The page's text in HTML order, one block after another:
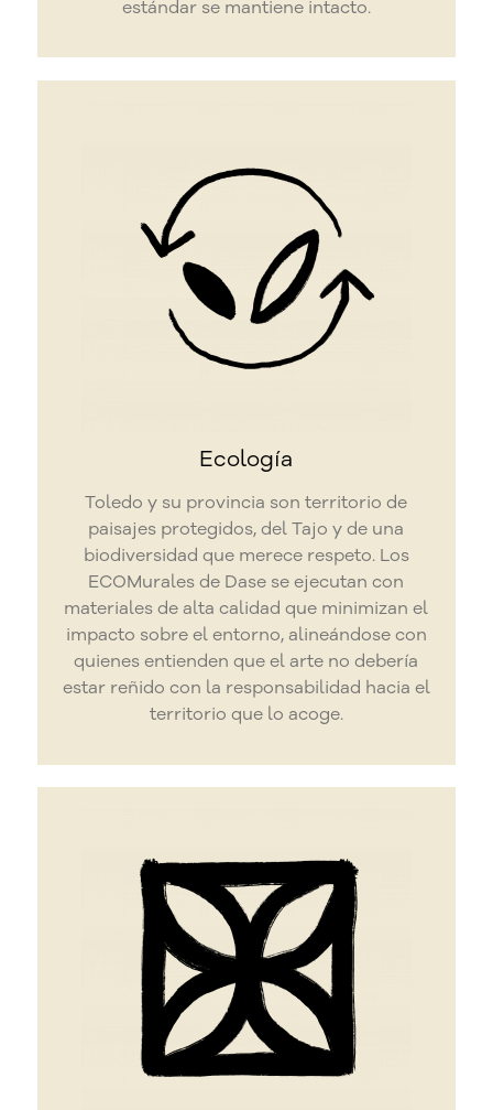
estándar se mantiene intacto.
Ecología
Toledo y su provincia son territorio de
paisajes protegidos, del Tajo y de una
biodiversidad que merece respeto. Los
ECOMurales de Dase se ejecutan con
materiales de alta calidad que minimizan el
impacto sobre el entorno, alineándose con
quienes entienden que el arte no debería
estar reñido con la responsabilidad hacia el
territorio que lo acoge.